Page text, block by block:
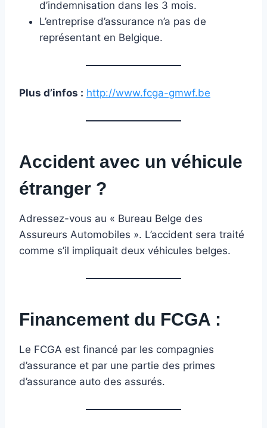
d’indemnisation dans les 3 mois.
L’entreprise d’assurance n’a pas de
représentant en Belgique.
Plus d’infos : http://www.fcga-gmwf.be
Accident avec un véhicule
étranger ?
Adressez-vous au « Bureau Belge des
Assureurs Automobiles ». L’accident sera traité
comme s’il impliquait deux véhicules belges.
Financement du FCGA :
Le FCGA est financé par les compagnies
d’assurance et par une partie des primes
d’assurance auto des assurés.